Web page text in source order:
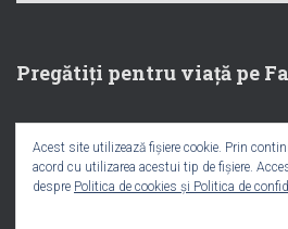
Pregătiți pentru viață pe
Acest site utilizează fișiere cookie. Prin
acord cu utilizarea acestui tip de fișiere.
despre Politica de cookies și Politica de